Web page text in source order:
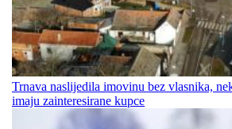
Trnava naslijedila imovinu bez vlasnika,
imaju zainteresirane kupce